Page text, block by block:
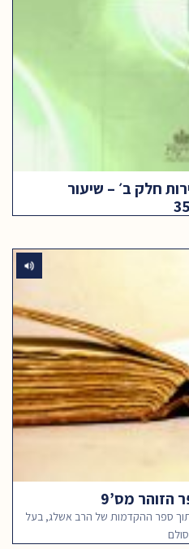
חלק ב׳ – שיעור
35
מס’9
ספר ההקדמות של הרב אשלג, בעל